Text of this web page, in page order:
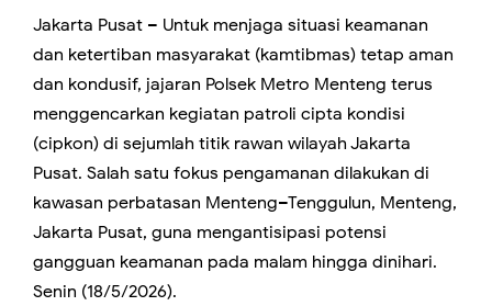
Jakarta Pusat – Untuk menjaga situasi keamanan
dan ketertiban masyarakat (kamtibmas) tetap aman
dan kondusif, jajaran Polsek Metro Menteng terus
menggencarkan kegiatan patroli cipta kondisi
(cipkon) di sejumlah titik rawan wilayah Jakarta
Pusat. Salah satu fokus pengamanan dilakukan di
kawasan perbatasan Menteng–Tenggulun, Menteng,
Jakarta Pusat, guna mengantisipasi potensi
gangguan keamanan pada malam hingga dinihari.
Senin (18/5/2026).